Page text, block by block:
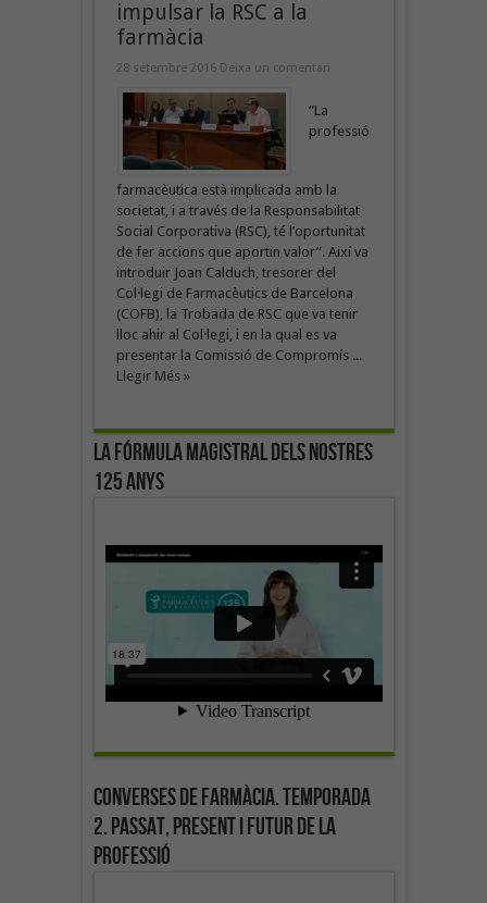
impulsar la RSC a la
farmàcia
28 setembre 2016 Deixa un comentari
“La
professió
farmacèutica està implicada amb la
societat, i a través de la Responsabilitat
Social Corporativa (RSC), té l’oportunitat
de fer accions que aportin valor”. Així va
introduir Joan Calduch, tresorer del
Col·legi de Farmacèutics de Barcelona
(COFB), la Trobada de RSC que va tenir
lloc ahir al Col·legi, i en la qual es va
presentar la Comissió de Compromís ...
Llegir Més »
La fórmula magistral dels nostres
125 anys
Converses de farmàcia. Temporada
2. Passat, present i futur de la
professió